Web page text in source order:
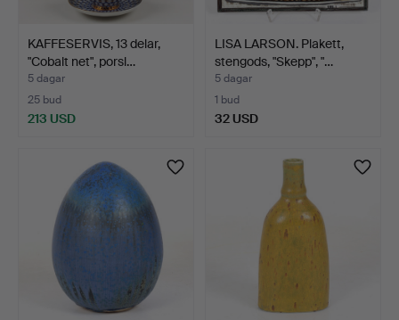
KAFFESERVIS, 13 delar,
"Cobalt net", porsl…
5 dagar
25 bud
213 USD
LISA LARSON. Plakett,
stengods, "Skepp", "…
5 dagar
1 bud
32 USD